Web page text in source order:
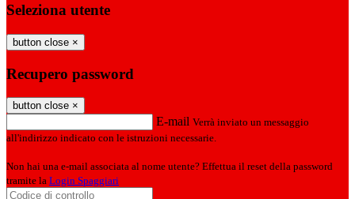
Seleziona utente
button close ×
Recupero password
button close ×
E-mail Verrà inviato un messaggio
all'indirizzo indicato con le istruzioni necessarie.
Non hai una e-mail associata al nome utente? Effettua il reset della password
tramite la Login Spaggiari